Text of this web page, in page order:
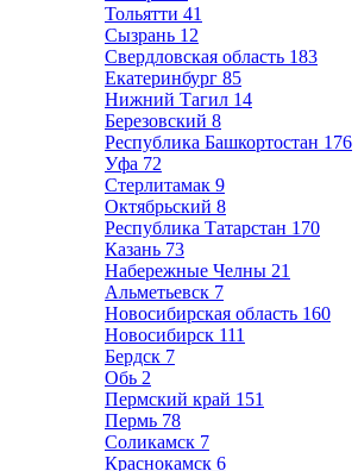
Тольятти 41
Сызрань 12
Свердловская область 183
Екатеринбург 85
Нижний Тагил 14
Березовский 8
Республика Башкортостан 176
Уфа 72
Стерлитамак 9
Октябрьский 8
Республика Татарстан 170
Казань 73
Набережные Челны 21
Альметьевск 7
Новосибирская область 160
Новосибирск 111
Бердск 7
Обь 2
Пермский край 151
Пермь 78
Соликамск 7
Краснокамск 6